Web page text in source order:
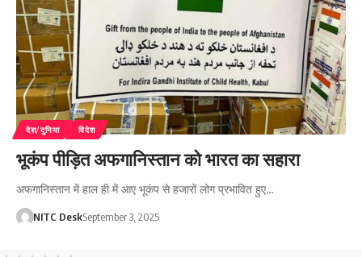
देश/दुनिया विदेश
भूकंप पीड़ित अफगानिस्तान को भारत का सहारा
अफगानिस्तान में हाल ही में आए भूकंप से हजारों लोग प्रभावित हुए…
NITC DeskSeptember 3, 2025